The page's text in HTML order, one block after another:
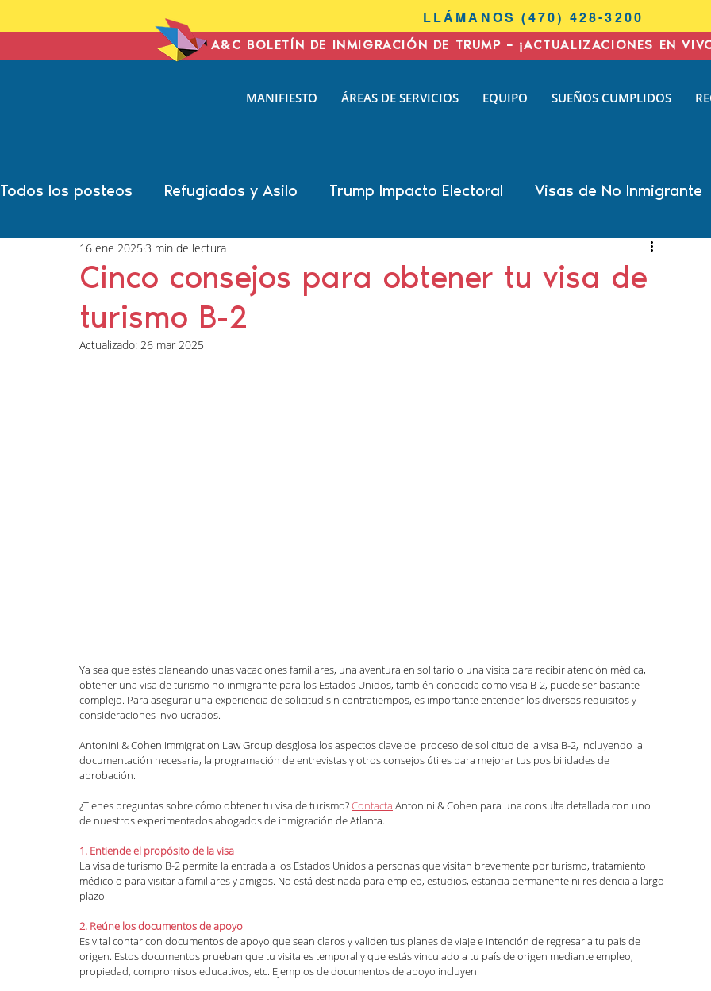
LLÁMANOS (470) 428-3200
A&C BOLETÍN DE INMIGRACIÓN DE TRUMP – ¡ACTUALIZACIONES EN
MANIFIESTO ÁREAS DE SERVICIOS EQUIPO SUEÑOS CUMPLIDOS
ANTONINI
Todos los posteos Refugiados y Asilo Trump Impacto Electoral Visas de No Inmigrante
Año Electoral Carolina Antonini Kathleen Hoyos
Sonal Shah Liann Campagne
Cinco consejos para obtener tu visa de
turismo B-2
16 ene 2025 3 min de lectura
Actualizado: 26 mar 2025
Ya sea que estés planeando unas vacaciones familiares, una aventura en solitario o una visita para recibir atención médica,
obtener una visa de turismo no inmigrante para los Estados Unidos, también conocida como visa B-2, puede ser bastante
complejo. Para asegurar una experiencia de solicitud sin contratiempos, es importante entender los diversos requisitos y
consideraciones involucrados.
Antonini & Cohen Immigration Law Group desglosa los aspectos clave del proceso de solicitud de la visa B-2, incluyendo la
documentación necesaria, la programación de entrevistas y otros consejos útiles para mejorar tus posibilidades de
aprobación.
¿Tienes preguntas sobre cómo obtener tu visa de turismo? Contacta Antonini & Cohen para una consulta detallada con uno
de nuestros experimentados abogados de inmigración de Atlanta.
1. Entiende el propósito de la visa
La visa de turismo B-2 permite la entrada a los Estados Unidos a personas que visitan brevemente por turismo, tratamiento
médico o para visitar a familiares y amigos. No está destinada para empleo, estudios, estancia permanente ni residencia a largo
plazo.
2. Reúne los documentos de apoyo
Es vital contar con documentos de apoyo que sean claros y validen tus planes de viaje e intención de regresar a tu país de
origen. Estos documentos prueban que tu visita es temporal y que estás vinculado a tu país de origen mediante empleo,
propiedad, compromisos educativos, etc. Ejemplos de documentos de apoyo incluyen: